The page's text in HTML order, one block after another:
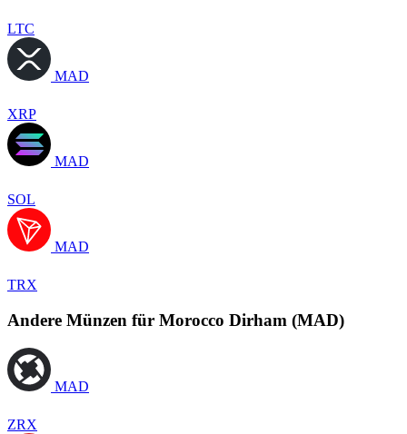
LTC
MAD
XRP
MAD
SOL
MAD
TRX
Andere Münzen für Morocco Dirham (MAD)
MAD
ZRX